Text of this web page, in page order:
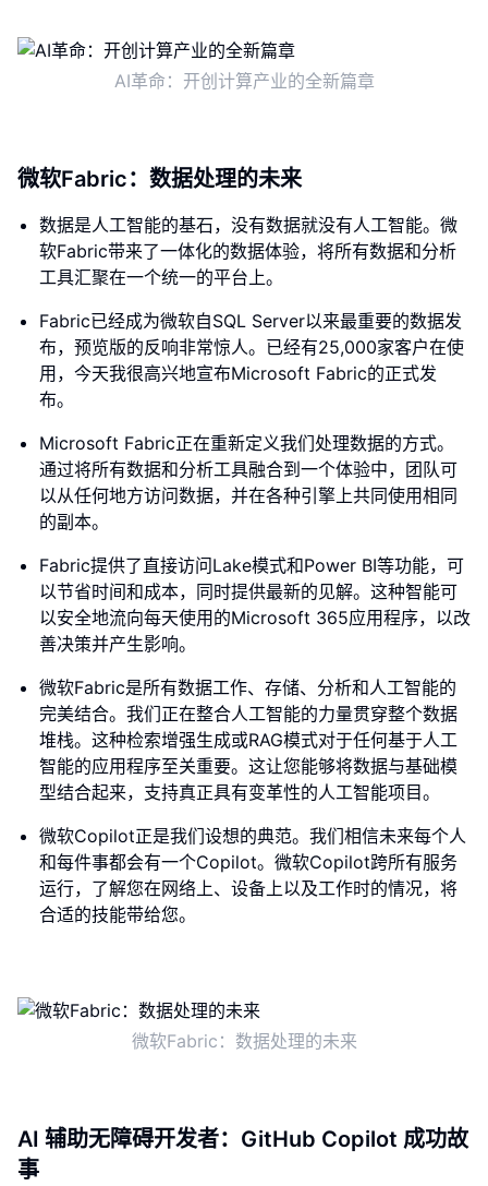
AI革命：开创计算产业的全新篇章
微软Fabric：数据处理的未来
数据是人工智能的基石，没有数据就没有人工智能。微
软Fabric带来了一体化的数据体验，将所有数据和分析
工具汇聚在一个统一的平台上。
Fabric已经成为微软自SQL Server以来最重要的数据发
布，预览版的反响非常惊人。已经有25,000家客户在使
用，今天我很高兴地宣布Microsoft Fabric的正式发
布。
Microsoft Fabric正在重新定义我们处理数据的方式。
通过将所有数据和分析工具融合到一个体验中，团队可
以从任何地方访问数据，并在各种引擎上共同使用相同
的副本。
Fabric提供了直接访问Lake模式和Power BI等功能，可
以节省时间和成本，同时提供最新的见解。这种智能可
以安全地流向每天使用的Microsoft 365应用程序，以改
善决策并产生影响。
微软Fabric是所有数据工作、存储、分析和人工智能的
完美结合。我们正在整合人工智能的力量贯穿整个数据
堆栈。这种检索增强生成或RAG模式对于任何基于人工
智能的应用程序至关重要。这让您能够将数据与基础模
型结合起来，支持真正具有变革性的人工智能项目。
微软Copilot正是我们设想的典范。我们相信未来每个人
和每件事都会有一个Copilot。微软Copilot跨所有服务
运行，了解您在网络上、设备上以及工作时的情况，将
合适的技能带给您。
微软Fabric：数据处理的未来
AI 辅助无障碍开发者：GitHub Copilot 成功故
事